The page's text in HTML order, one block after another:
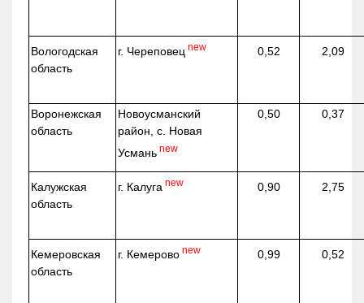
Вологодская
область
г. Череповец new 0,52 2,09
Воронежская
область
Новоусманский
район, с. Новая
Усмань new
0,50 0,37
Калужская
область
г. Калуга new 0,90 2,75
Кемеровская
область
г. Кемерово new 0,99 0,52